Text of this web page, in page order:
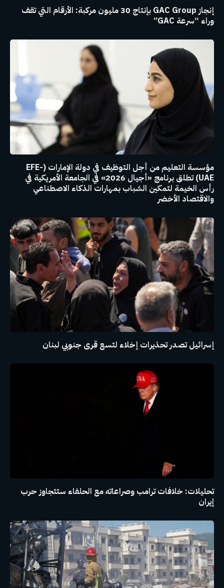
إنجاز GAC Group بإنتاج 30 مليون مركبة: الأرقام التي تقف
وراء “سرعة GAC”
مؤسسة التعليم من أجل التوظيف في دولة الإمارات (EFE-
UAE) تطلق برنامج «أجيال 2026» في الجامعة الأمريكية في
رأس الخيمة لتمكين الشباب بمهارات الذكاء الاصطناعي
والاقتصاد الأخضر
إسرائيل تصدر تحذيرات إخلاء لتسع قرى جنوبي لبنان
تحليلات: خلافات ترامب وصراعاته مع الحلفاء ستتجاوز حرب
إيران